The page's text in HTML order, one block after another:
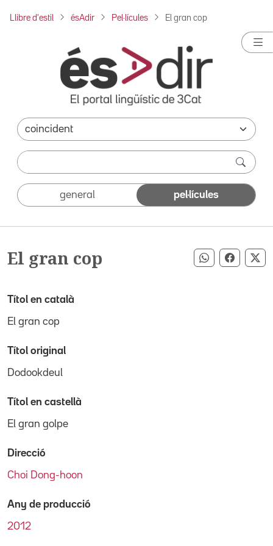
Llibre d'estil ésAdir Pel·lícules El gran cop
general pel·lícules
El gran cop Compartir
Títol en català
El gran cop
Títol original
Dodookdeul
Títol en castellà
El gran golpe
Direcció
Choi Dong-hoon
Any de producció
2012